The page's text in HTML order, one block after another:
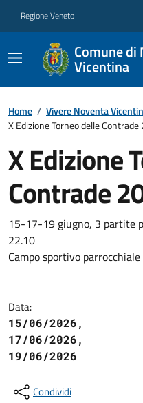
Regione Veneto
Comune di
Vicentina
Home / Vivere Noventa
X Edizione Torneo delle
X Edizione
Contrade
15-17-19 giugno, 3 partite
22.10
Campo sportivo
Data:
15/06/2026,
17/06/2026,
19/06/2026
Condividi